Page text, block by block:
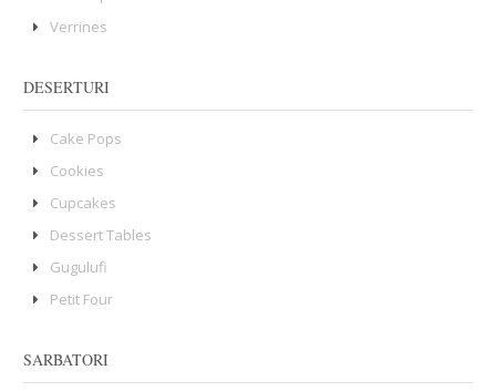
Verrines
DESERTURI
Cake Pops
Cookies
Cupcakes
Dessert Tables
Gugulufi
Petit Four
SARBATORI